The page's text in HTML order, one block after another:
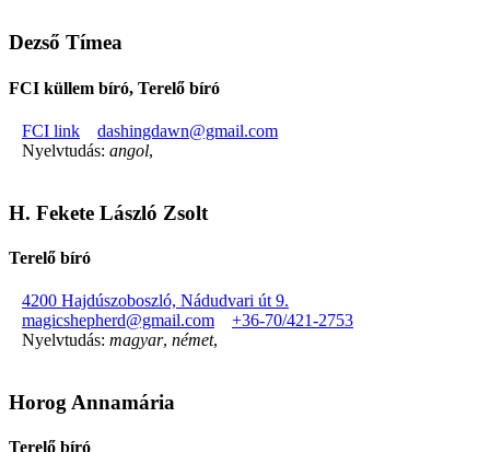
Dezső Tímea
FCI küllem bíró, Terelő bíró
FCI link
dashingdawn@gmail.com
Nyelvtudás: angol,
H. Fekete László Zsolt
Terelő bíró
4200 Hajdúszoboszló, Nádudvari út 9.
magicshepherd@gmail.com
+36-70/421-2753
Nyelvtudás: magyar, német,
Horog Annamária
Terelő bíró